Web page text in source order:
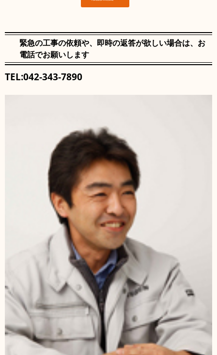
緊急の工事の依頼や、即時の返答が欲しい場合は、お
電話でお願いします
TEL:042-343-7890